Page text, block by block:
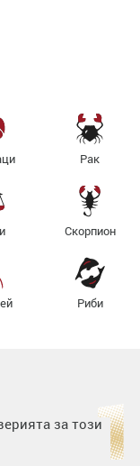
Рак
Скорпион
Риби
за този